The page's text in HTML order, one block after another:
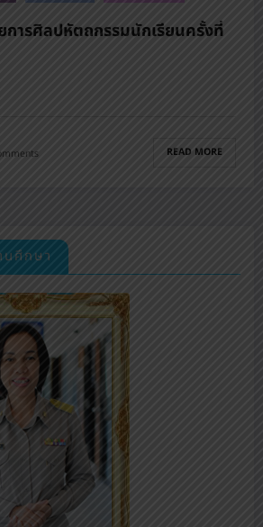
การศิลปหัตถกรรมนักเรียนครั้งที่
READ MORE
นศึกษา